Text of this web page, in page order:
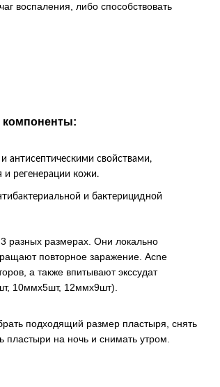
воспаления, либо способствовать
компоненты:
антисептическими свойствами,
и регенерации кожи.
и бактерицидной
разных размерах. Они локально
повторное заражение. Acne
а также впитывают экссудат
10ммх5шт, 12ммх9шт).
подходящий размер пластыря, снять
пластыри на ночь и снимать утром.